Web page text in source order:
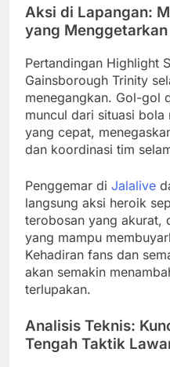
Aksi di Lapangan:
yang Menggetarkan
Pertandingan Highlight
Gainsborough Trinity
menegangkan. Gol-gol
muncul dari situasi bola
yang cepat,
dan koordinasi tim
Penggemar di Jalalive
langsung aksi heroik
terobosan yang akurat,
yang mampu
Kehadiran fans dan
akan semakin
terlupakan.
Analisis Teknis:
Tengah Taktik